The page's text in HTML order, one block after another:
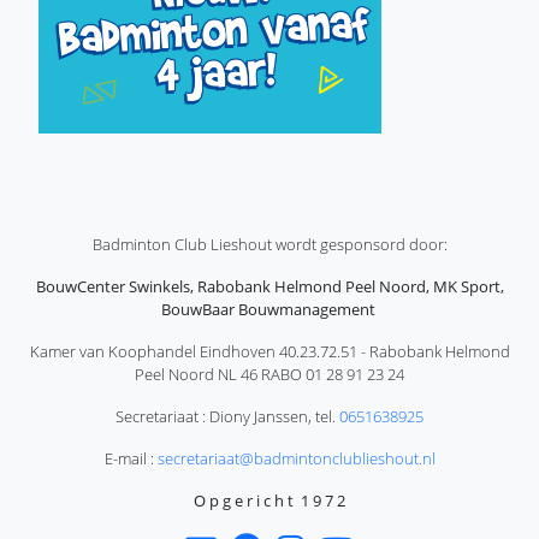
Badminton Club Lieshout wordt gesponsord door:
BouwCenter Swinkels, Rabobank Helmond Peel Noord, MK Sport,
BouwBaar Bouwmanagement
Kamer van Koophandel Eindhoven 40.23.72.51 - Rabobank Helmond
Peel Noord NL 46 RABO 01 28 91 23 24
Secretariaat : Diony Janssen, tel. 0651638925
E-mail : secretariaat@badmintonclublieshout.nl
O p g e r i c h t 1 9 7 2